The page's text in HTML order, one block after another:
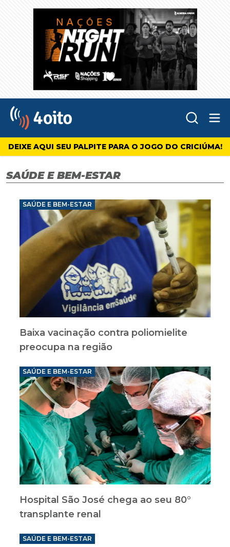
4oito
DEIXE AQUI SEU PALPITE PARA O JOGO DO CRICIÚMA!
SAÚDE E BEM-ESTAR
SAÚDE E BEM-ESTAR
Baixa vacinação contra poliomielite
preocupa na região
SAÚDE E BEM-ESTAR
Hospital São José chega ao seu 80°
transplante renal
SAÚDE E BEM-ESTAR